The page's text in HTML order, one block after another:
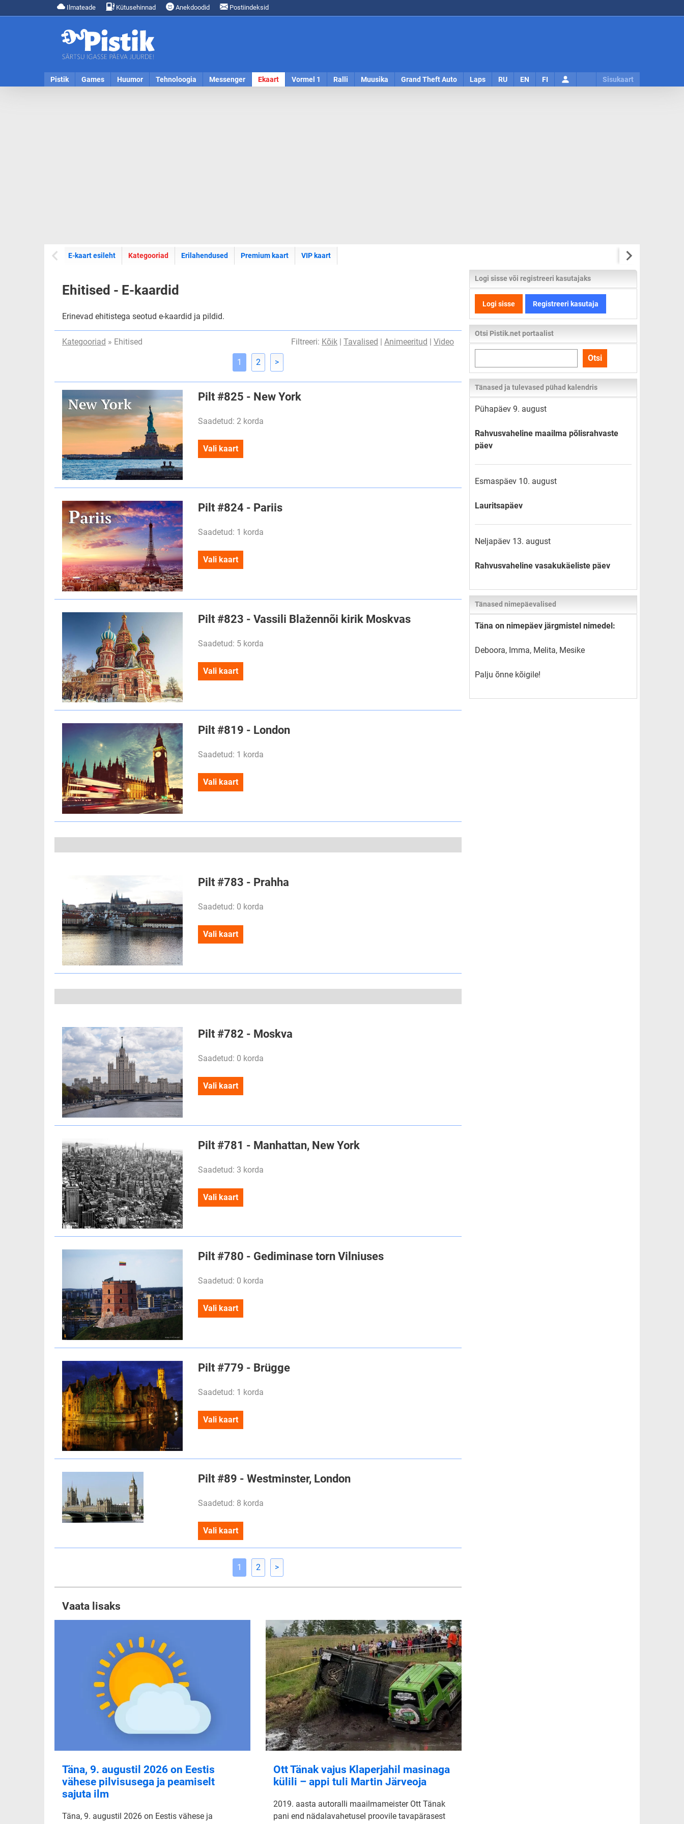
Ilmateade Kütusehinnad Anekdoodid Postiindeksid
Pistik Games Huumor Tehnoloogia Messenger Ekaart Vormel 1 Ralli Muusika Grand Theft Auto Laps RU EN FI Sisukaart
E-kaart esileht E-kaartide
Kategooriad Erilahendused Premium kaart VIP kaart
Ehitised - E-kaardid
Erinevad ehitistega seotud e-kaardid ja pildid.
Kategooriad » Ehitised Filtreeri: Kõik | Tavalised | Animeeritud | Video
1 2 >
Pilt #825 - New York
Saadetud: 2 korda
Vali kaart
Pilt #824 - Pariis
Saadetud: 1 korda
Vali kaart
Pilt #823 - Vassili Blažennõi kirik Moskvas
Saadetud: 5 korda
Vali kaart
Pilt #819 - London
Saadetud: 1 korda
Vali kaart
Pilt #783 - Prahha
Saadetud: 0 korda
Vali kaart
Pilt #782 - Moskva
Saadetud: 0 korda
Vali kaart
Pilt #781 - Manhattan, New York
Saadetud: 3 korda
Vali kaart
Pilt #780 - Gediminase torn Vilniuses
Saadetud: 0 korda
Vali kaart
Pilt #779 - Brügge
Saadetud: 1 korda
Vali kaart
Pilt #89 - Westminster, London
Saadetud: 8 korda
Vali kaart
1 2 >
Vaata lisaks
Täna, 9. augustil 2026 on Eestis
vähese pilvisusega ja peamiselt
sajuta ilm
Täna, 9. augustil 2026 on Eestis vähese ja
Ott Tänak vajus Klaperjahil masinaga
külili – appi tuli Martin Järveoja
2019. aasta autoralli maailmameister Ott Tänak
pani end nädalavahetusel proovile tavapärasest
Logi sisse või registreeri kasutajaks
Logi sisse Registreeri kasutaja
Otsi Pistik.net portaalist
kogu
lehelt
Otsi
Tänased ja tulevased pühad kalendris
Pühapäev 9. august
Rahvusvaheline maailma põlisrahvaste
päev
Esmaspäev 10. august
Lauritsapäev
Neljapäev 13. august
Rahvusvaheline vasakukäeliste päev
Tänased nimepäevalised
Täna on nimepäev järgmistel nimedel:
Deboora, Imma, Melita, Mesike
Palju õnne kõigile!